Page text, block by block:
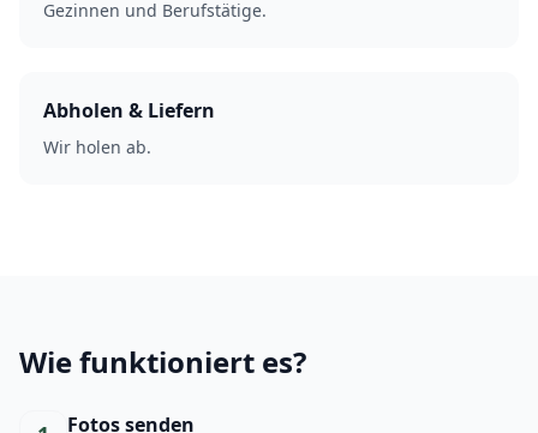
Gezinnen und Berufstätige.
Abholen & Liefern
Wir holen ab.
Wie funktioniert es?
Fotos senden